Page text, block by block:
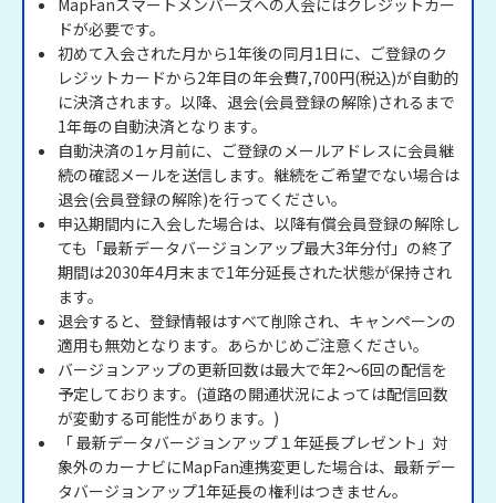
ドが必要です。
初めて入会された月から1年後の同月1日に、ご登録のク
レジットカードから2年目の年会費7,700円(税込)が自動的
に決済されます。以降、退会(会員登録の解除)されるまで
1年毎の自動決済となります。
自動決済の1ヶ月前に、ご登録のメールアドレスに会員継
続の確認メールを送信します。継続をご希望でない場合は
退会(会員登録の解除)を行ってください。
申込期間内に入会した場合は、以降有償会員登録の解除し
ても「最新データバージョンアップ最大3年分付」の終了
期間は2030年4月末まで1年分延長された状態が保持され
ます。
退会すると、登録情報はすべて削除され、キャンペーンの
適用も無効となります。あらかじめご注意ください。
バージョンアップの更新回数は最大で年2～6回の配信を
予定しております。(道路の開通状況によっては配信回数
が変動する可能性があります。)
「 最新データバージョンアップ１年延長プレゼント」対
象外のカーナビにMapFan連携変更した場合は、最新デー
タバージョンアップ1年延長の権利はつきません。